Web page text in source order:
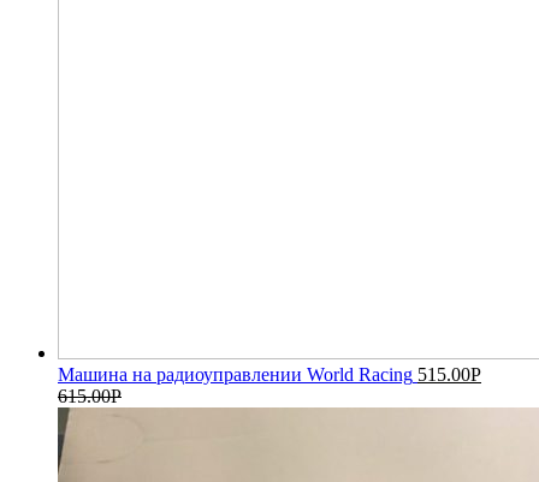
Машина на радиоуправлении World Racing 515.00Р
615.00Р